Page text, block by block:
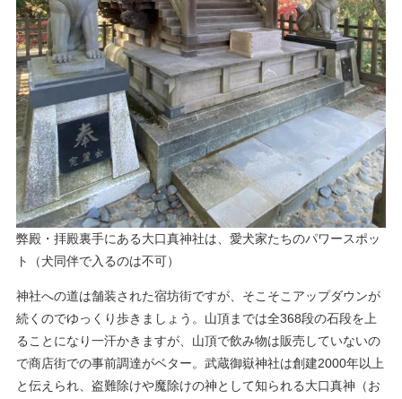
​弊殿・拝殿裏手にある大口真神社は、愛犬家たちのパワースポッ
ト（犬同伴で入るのは不可）
神社への道は舗装された宿坊街ですが、そこそこアップダウンが
続くのでゆっくり歩きましょう。山頂までは全368段の石段を上
ることになり一汗かきますが、山頂で飲み物は販売していないの
で商店街での事前調達がベター。武蔵御嶽神社は創建2000年以上
と伝えられ、盗難除けや魔除けの神として知られる大口真神（お